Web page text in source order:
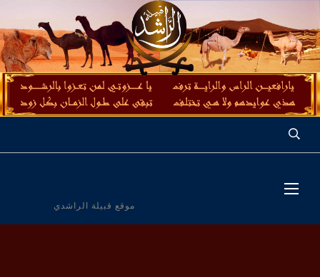
موقع قبيلة الراشدي